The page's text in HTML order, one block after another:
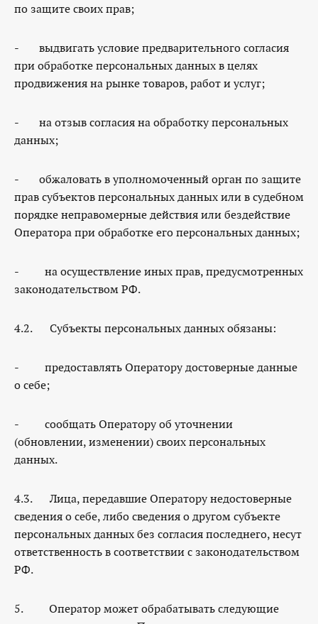
по защите своих прав;
- выдвигать условие предварительного согласия
при обработке персональных данных в целях
продвижения на рынке товаров, работ и услуг;
- на отзыв согласия на обработку персональных
данных;
- обжаловать в уполномоченный орган по защите
прав субъектов персональных данных или в судебном
порядке неправомерные действия или бездействие
Оператора при обработке его персональных данных;
- на осуществление иных прав, предусмотренных
законодательством РФ.
4.2. Субъекты персональных данных обязаны:
- предоставлять Оператору достоверные данные
о себе;
- сообщать Оператору об уточнении
(обновлении, изменении) своих персональных
данных.
4.3. Лица, передавшие Оператору недостоверные
сведения о себе, либо сведения о другом субъекте
персональных данных без согласия последнего, несут
ответственность в соответствии с законодательством
РФ.
5. Оператор может обрабатывать следующие